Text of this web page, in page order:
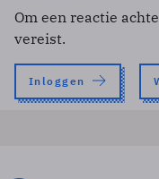
Om een reactie
vereist.
Inloggen